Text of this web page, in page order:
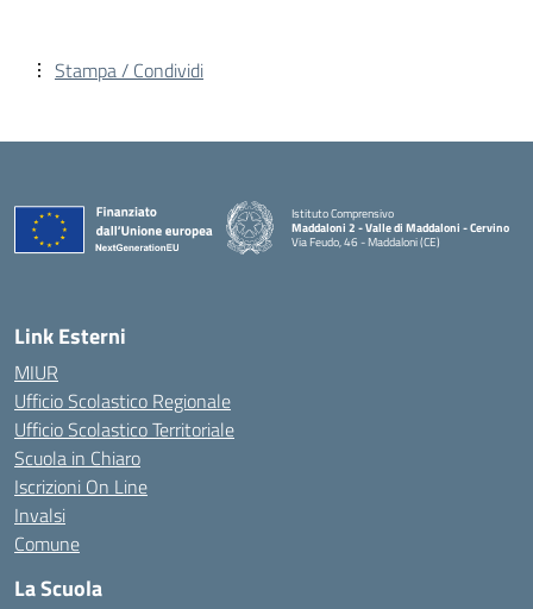
Stampa / Condividi
Istituto Comprensivo
Maddaloni 2 - Valle di Maddaloni - Cervino
Via Feudo, 46 - Maddaloni (CE)
Link Esterni
MIUR
Ufficio Scolastico Regionale
Ufficio Scolastico Territoriale
Scuola in Chiaro
Iscrizioni On Line
Invalsi
Comune
La Scuola